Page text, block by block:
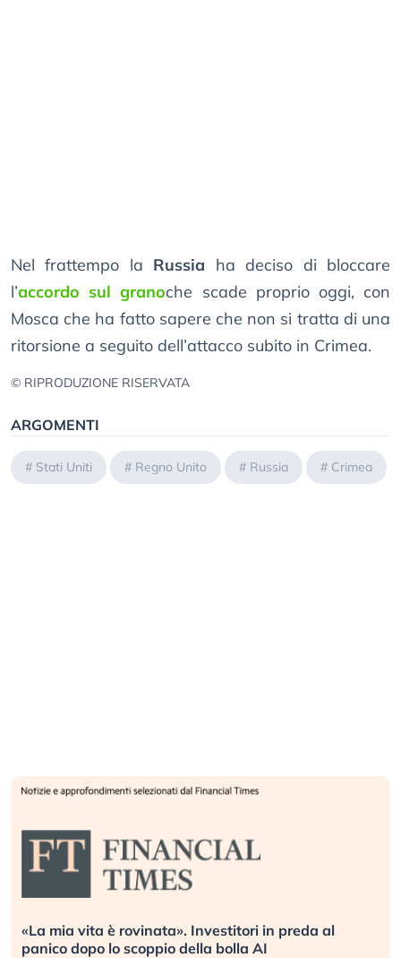
Nel frattempo la Russia ha deciso di bloccare
l’accordo sul granoche scade proprio oggi, con
Mosca che ha fatto sapere che non si tratta di una
ritorsione a seguito dell’attacco subito in Crimea.
© RIPRODUZIONE RISERVATA
ARGOMENTI
# Stati Uniti # Regno Unito # Russia # Crimea
«La mia vita è rovinata». Investitori in preda al
panico dopo lo scoppio della bolla AI